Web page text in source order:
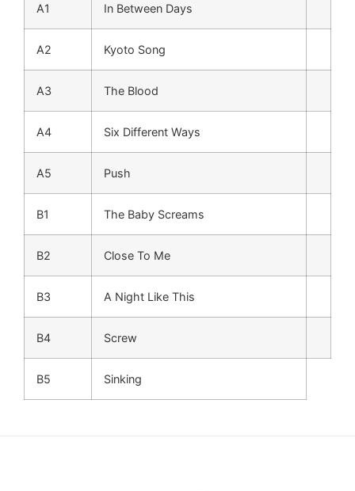
A1 In Between Days
A2 Kyoto Song
A3 The Blood
A4 Six Different Ways
A5 Push
B1 The Baby Screams
B2 Close To Me
B3 A Night Like This
B4 Screw
B5 Sinking